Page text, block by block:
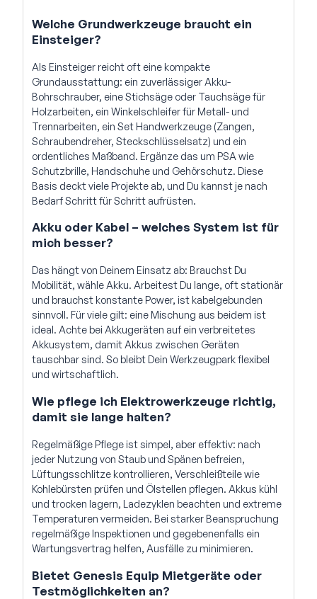
Welche Grundwerkzeuge braucht ein
Einsteiger?
Als Einsteiger reicht oft eine kompakte
Grundausstattung: ein zuverlässiger Akku-
Bohrschrauber, eine Stichsäge oder Tauchsäge für
Holzarbeiten, ein Winkelschleifer für Metall- und
Trennarbeiten, ein Set Handwerkzeuge (Zangen,
Schraubendreher, Steckschlüsselsatz) und ein
ordentliches Maßband. Ergänze das um PSA wie
Schutzbrille, Handschuhe und Gehörschutz. Diese
Basis deckt viele Projekte ab, und Du kannst je nach
Bedarf Schritt für Schritt aufrüsten.
Akku oder Kabel – welches System ist für
mich besser?
Das hängt von Deinem Einsatz ab: Brauchst Du
Mobilität, wähle Akku. Arbeitest Du lange, oft stationär
und brauchst konstante Power, ist kabelgebunden
sinnvoll. Für viele gilt: eine Mischung aus beidem ist
ideal. Achte bei Akkugeräten auf ein verbreitetes
Akkusystem, damit Akkus zwischen Geräten
tauschbar sind. So bleibt Dein Werkzeugpark flexibel
und wirtschaftlich.
Wie pflege ich Elektrowerkzeuge richtig,
damit sie lange halten?
Regelmäßige Pflege ist simpel, aber effektiv: nach
jeder Nutzung von Staub und Spänen befreien,
Lüftungsschlitze kontrollieren, Verschleißteile wie
Kohlebürsten prüfen und Ölstellen pflegen. Akkus kühl
und trocken lagern, Ladezyklen beachten und extreme
Temperaturen vermeiden. Bei starker Beanspruchung
regelmäßige Inspektionen und gegebenenfalls ein
Wartungsvertrag helfen, Ausfälle zu minimieren.
Bietet Genesis Equip Mietgeräte oder
Testmöglichkeiten an?